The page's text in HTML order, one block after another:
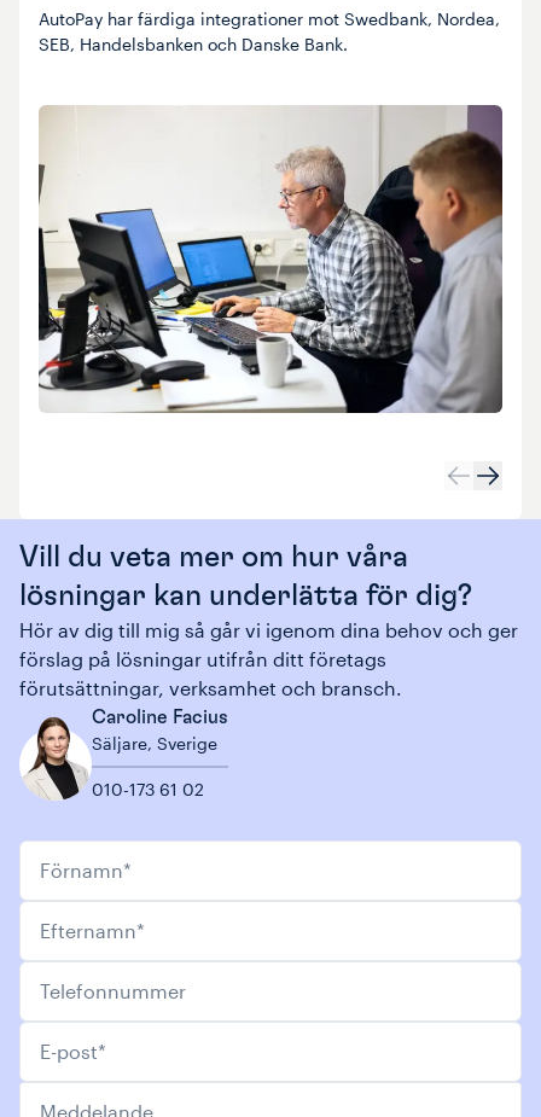
AutoPay har färdiga integrationer mot Swedbank, Nordea,
SEB, Handelsbanken och Danske Bank.
Vill du veta mer om hur våra
lösningar kan underlätta för dig?
Hör av dig till mig så går vi igenom dina behov och ger
förslag på lösningar utifrån ditt företags
förutsättningar, verksamhet och bransch.
Caroline Facius
Säljare, Sverige
010-173 61 02
Förnamn
Efternamn
Telefonnummer
E-post
Meddelande